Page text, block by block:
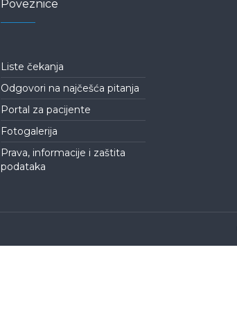
Poveznice
Liste čekanja
Odgovori na najčešća pitanja
Portal za pacijente
Fotogalerija
Prava, informacije i zaštita
podataka